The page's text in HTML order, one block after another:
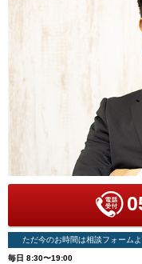
ただ今のお時間は相談フォーム
毎日 8:30〜19:00